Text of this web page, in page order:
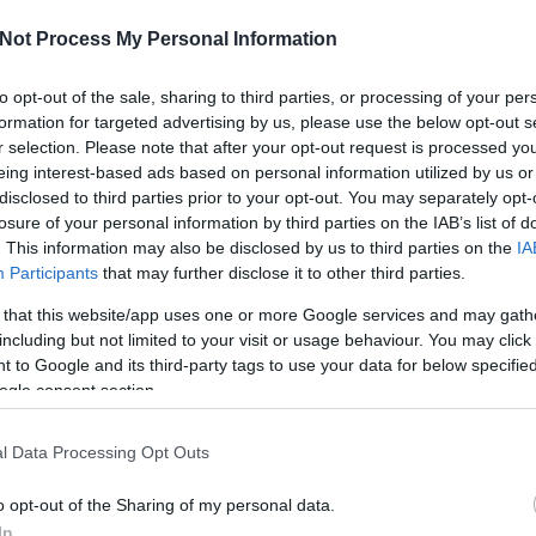
Process My Personal Information
opt-out of the sale, sharing to third parties, or processing of your
for targeted advertising by us, please use the below opt-out
selection. Please note that after your opt-out request is processed
interest-based ads based on personal information utilized by us
to third parties prior to your opt-out. You may separately
of your personal information by third parties on the IAB’s list of
This information may also be disclosed by us to third parties on the
Participants that may further disclose it to other third parties.
that this website/app uses one or more Google services and may
but not limited to your visit or usage behaviour. You may
to Google and its third-party tags to use your data for below
consent section.
Data Processing Opt Outs
opt-out of the Sharing of my personal data.
előszobájában
- ezekkel a szavakkal aposztrofálta a Daily Mail a
Parcs hotelhálózathoz tartozó
edződő polgároknak. A szálloda 2015-ben rangos díjat nyert.
mint uszodának: fürdőzés 5200 m²-nyi területen
tovább »
Tetszik 0
Parcs Woburn Forest MIPIM Piet Derksen Holder Mathias